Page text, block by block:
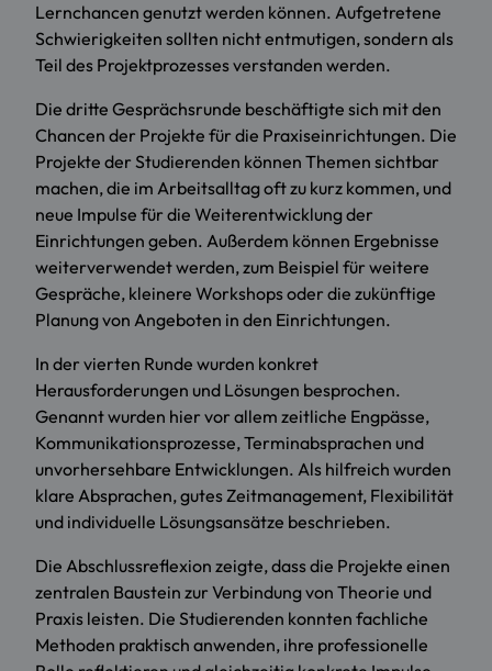
Lernchancen genutzt werden können. Aufgetretene
Schwierigkeiten sollten nicht entmutigen, sondern als
Teil des Projektprozesses verstanden werden.
Die dritte Gesprächsrunde beschäftigte sich mit den
Chancen der Projekte für die Praxiseinrichtungen. Die
Projekte der Studierenden können Themen sichtbar
machen, die im Arbeitsalltag oft zu kurz kommen, und
neue Impulse für die Weiterentwicklung der
Einrichtungen geben. Außerdem können Ergebnisse
weiterverwendet werden, zum Beispiel für weitere
Gespräche, kleinere Workshops oder die zukünftige
Planung von Angeboten in den Einrichtungen.
In der vierten Runde wurden konkret
Herausforderungen und Lösungen besprochen.
Genannt wurden hier vor allem zeitliche Engpässe,
Kommunikationsprozesse, Terminabsprachen und
unvorhersehbare Entwicklungen. Als hilfreich wurden
klare Absprachen, gutes Zeitmanagement, Flexibilität
und individuelle Lösungsansätze beschrieben.
Die Abschlussreflexion zeigte, dass die Projekte einen
zentralen Baustein zur Verbindung von Theorie und
Praxis leisten. Die Studierenden konnten fachliche
Methoden praktisch anwenden, ihre professionelle